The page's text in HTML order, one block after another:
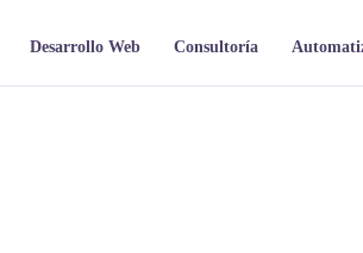
Desarrollo Web Consultoría